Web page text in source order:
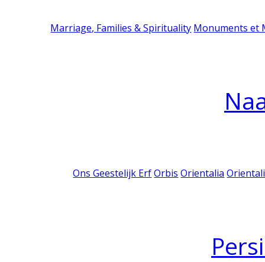
Marriage, Families & Spirituality Monuments et
Ons Geestelijk Erf Orbis Orientalia